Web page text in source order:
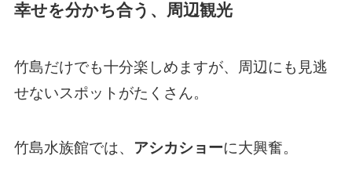
幸せを分かち合う、周辺観光
竹島だけでも十分楽しめますが、周辺にも見逃
せないスポットがたくさん。
竹島水族館では、 アシカショーに大興奮。